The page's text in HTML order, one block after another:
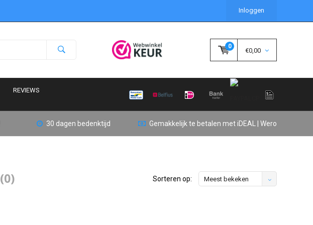
Inloggen
0
€0,00
REVIEWS
30 dagen bedenktijd Gemakkelijk te betalen met iDEAL | Wero
(0) Sorteren op: Meest bekeken